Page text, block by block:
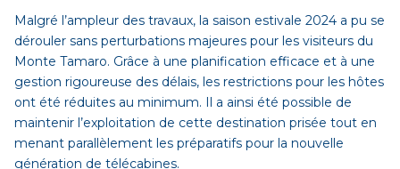
Malgré l’ampleur des travaux, la saison estivale 2024 a pu se
dérouler sans perturbations majeures pour les visiteurs du
Monte Tamaro. Grâce à une planification efficace et à une
gestion rigoureuse des délais, les restrictions pour les hôtes
ont été réduites au minimum. Il a ainsi été possible de
maintenir l’exploitation de cette destination prisée tout en
menant parallèlement les préparatifs pour la nouvelle
génération de télécabines.